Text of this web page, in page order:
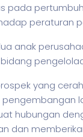
pada
peraturan
anak
yang
hubungan
dan